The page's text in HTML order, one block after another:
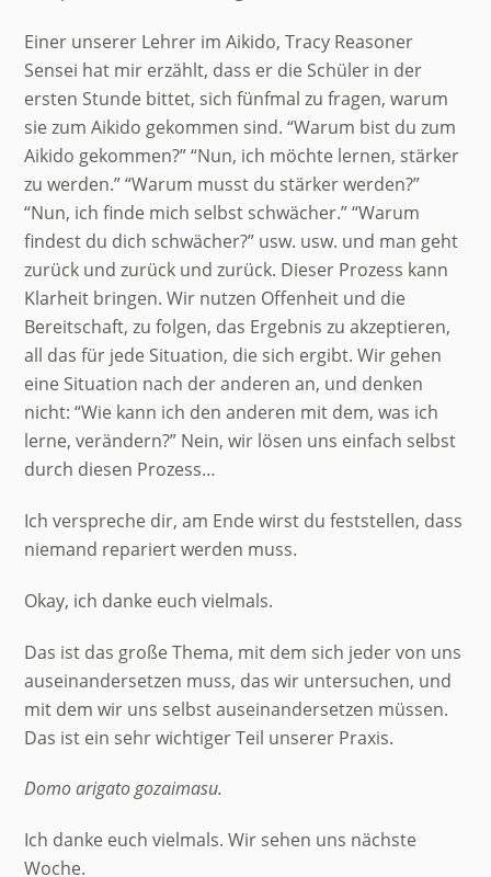
Einer unserer Lehrer im Aikido, Tracy Reasoner
Sensei hat mir erzählt, dass er die Schüler in der
ersten Stunde bittet, sich fünfmal zu fragen, warum
sie zum Aikido gekommen sind. “Warum bist du zum
Aikido gekommen?” “Nun, ich möchte lernen, stärker
zu werden.” “Warum musst du stärker werden?”
“Nun, ich finde mich selbst schwächer.” “Warum
findest du dich schwächer?” usw. usw. und man geht
zurück und zurück und zurück. Dieser Prozess kann
Klarheit bringen. Wir nutzen Offenheit und die
Bereitschaft, zu folgen, das Ergebnis zu akzeptieren,
all das für jede Situation, die sich ergibt. Wir gehen
eine Situation nach der anderen an, und denken
nicht: “Wie kann ich den anderen mit dem, was ich
lerne, verändern?” Nein, wir lösen uns einfach selbst
durch diesen Prozess…
Ich verspreche dir, am Ende wirst du feststellen, dass
niemand repariert werden muss.
Okay, ich danke euch vielmals.
Das ist das große Thema, mit dem sich jeder von uns
auseinandersetzen muss, das wir untersuchen, und
mit dem wir uns selbst auseinandersetzen müssen.
Das ist ein sehr wichtiger Teil unserer Praxis.
Domo arigato gozaimasu.
Ich danke euch vielmals. Wir sehen uns nächste
Woche.